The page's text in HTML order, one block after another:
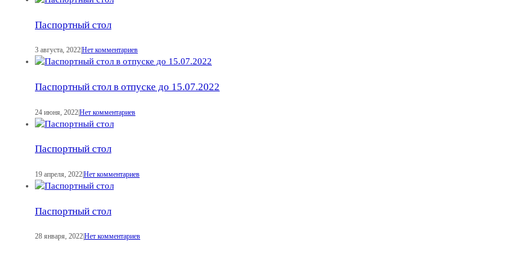
Паспортный стол
3 августа, 2022Нет комментариев
Паспортный стол в отпуске до 15.07.2022
24 июня, 2022|Нет комментариев
Паспортный стол
19 апреля, 2022|Нет комментариев
Паспортный стол
28 января, 2022Нет комментариев